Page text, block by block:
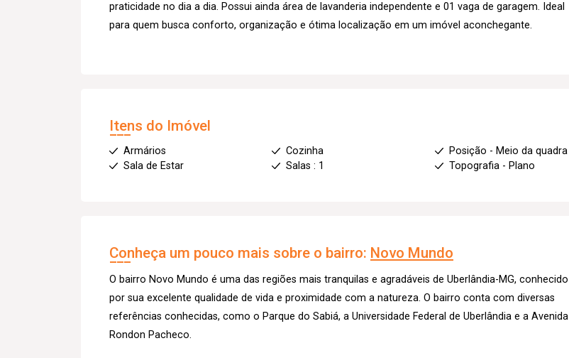
praticidade no dia a dia. Possui ainda área de lavanderia independente e 01 vaga de garagem. Ideal
para quem busca conforto, organização e ótima localização em um imóvel aconchegante.
Itens do Imóvel
Armários Cozinha
Posição - Meio da quadra
Sala de Estar
Salas : 1 Topografia - Plano
Conheça um pouco mais sobre o bairro: Novo Mundo
O bairro Novo Mundo é uma das regiões mais tranquilas e agradáveis de Uberlândia-MG, conhecido
por sua excelente qualidade de vida e proximidade com a natureza. O bairro conta com diversas
referências conhecidas, como o Parque do Sabiá, a Universidade Federal de Uberlândia e a Avenida
Rondon Pacheco.